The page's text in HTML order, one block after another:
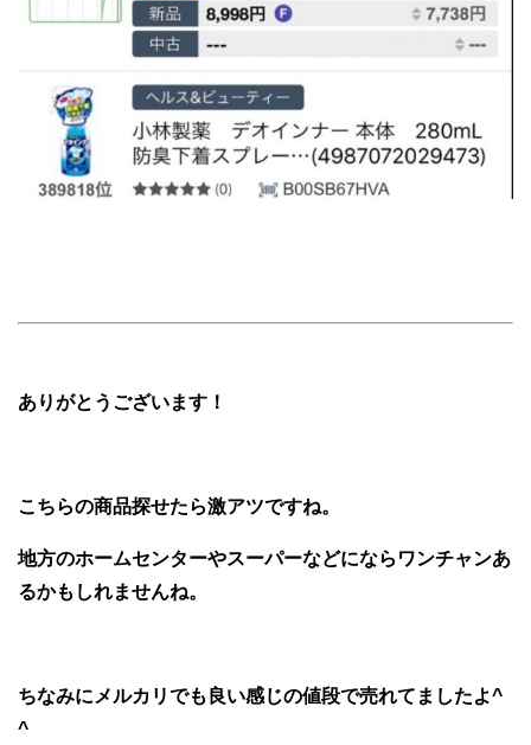
ありがとうございます！
こちらの商品探せたら激アツですね。
地方のホームセンターやスーパーなどにならワンチャンあ
るかもしれませんね。
ちなみにメルカリでも良い感じの値段で売れてましたよ^
^